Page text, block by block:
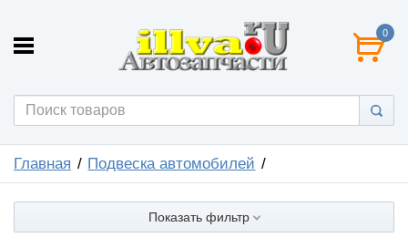
0
Главная Подвеска автомобилей
Показать фильтр